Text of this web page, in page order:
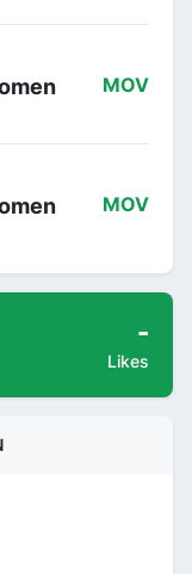
MOV
MOV
-
Likes